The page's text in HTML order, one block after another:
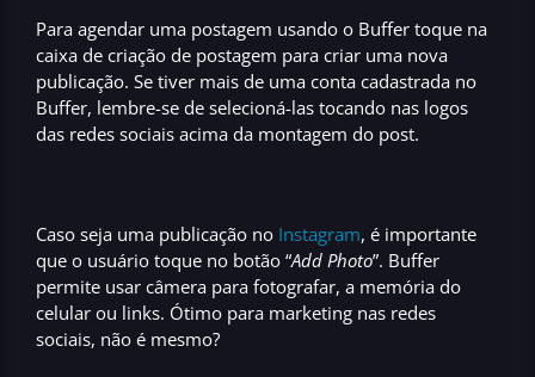
Para agendar uma postagem usando o Buffer toque na
caixa de criação de postagem para criar uma nova
publicação. Se tiver mais de uma conta cadastrada no
Buffer, lembre-se de selecioná-las tocando nas logos
das redes sociais acima da montagem do post.
Caso seja uma publicação no Instagram, é importante
que o usuário toque no botão “Add Photo”. Buffer
permite usar câmera para fotografar, a memória do
celular ou links. Ótimo para marketing nas redes
sociais, não é mesmo?